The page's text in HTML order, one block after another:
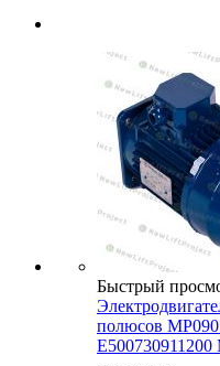
Быстрый
полюсов
E500730911200